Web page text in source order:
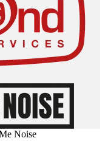
Noise